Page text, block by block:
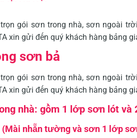
gói sơn trong nhà, sơn ngoài
xin gửi đến quý khách hàng bảng
sơn bả
gói sơn trong nhà, sơn ngoài
xin gửi đến quý khách hàng bảng
nhà: gồm 1 lớp sơn lót và
(Mài nhẵn tường và sơn 1 lớp